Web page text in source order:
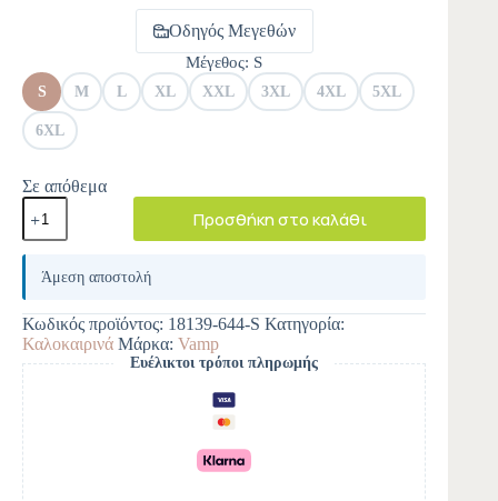
Οδηγός Μεγεθών
Μέγεθος: S
S M L XL XXL 3XL 4XL 5XL
6XL
Σε απόθεμα
Προσθήκη στο καλάθι
A
e
r
n
a
t
i
v
e
:
Άμεση αποστολή
Κωδικός προϊόντος: 18139-644-S Κατηγορία:
Καλοκαιρινά Μάρκα: Vamp
Ευέλικτοι τρόποι πληρωμής